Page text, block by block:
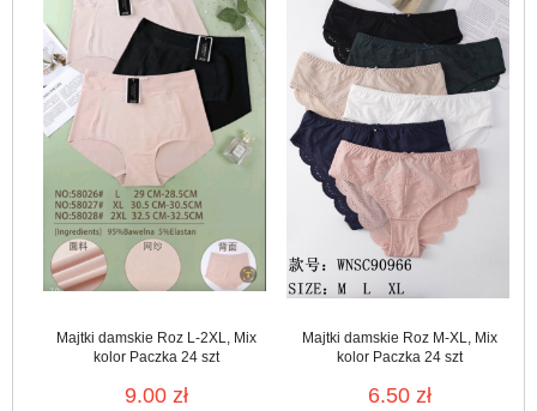
Majtki damskie Roz L-2XL, Mix
kolor Paczka 24 szt
9.00 zł
Majtki damskie Roz M-XL, Mix
kolor Paczka 24 szt
6.50 zł